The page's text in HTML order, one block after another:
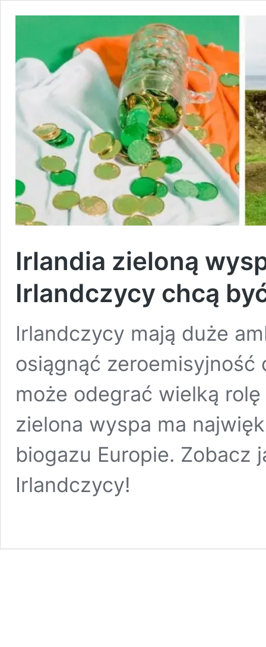
Irlandia zieloną
Irlandczycy chcą
Irlandczycy mają duże
osiągnąć
może odegrać wielką
zielona wyspa ma
biogazu Europie. Zobacz
Irlandczycy!